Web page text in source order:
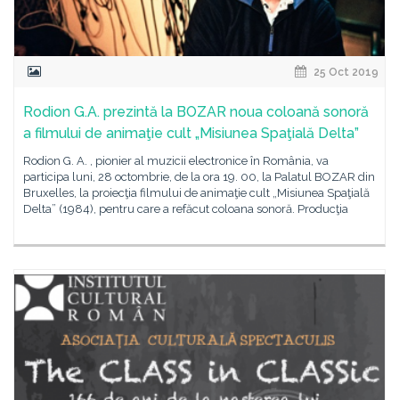
25 Oct 2019
Rodion G.A. prezintă la BOZAR noua coloană sonoră
a filmului de animaţie cult „Misiunea Spaţială Delta”
Rodion G. A. , pionier al muzicii electronice în România, va
participa luni, 28 octombrie, de la ora 19. 00, la Palatul BOZAR din
Bruxelles, la proiecţia filmului de animaţie cult „Misiunea Spaţială
Delta” (1984), pentru care a refăcut coloana sonoră. Producţia